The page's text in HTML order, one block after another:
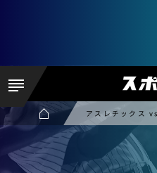
アスレチックス